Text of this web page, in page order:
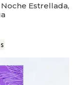
Estrellada,